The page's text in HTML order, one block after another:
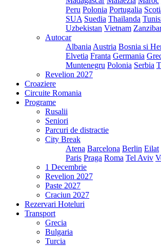
Peru Polonia Portugalia
SUA Suedia Thailanda
Uzbekistan Vietnam
Autocar
Albania Austria Bosnia si
Elvetia Franta Germania
Muntenegru Polonia Serbia
Revelion 2027
Croaziere
Circuite Romania
Programe
Rusalii
Seniori
Parcuri de distractie
City Break
Atena Barcelona Berlin Eilat
Paris Praga Roma Tel Aviv
1 Decembrie
Revelion 2027
Paste 2027
Craciun 2027
Rezervari Hoteluri
Transport
Grecia
Bulgaria
Turcia